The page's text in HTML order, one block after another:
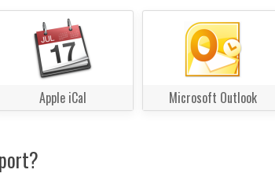
Apple iCal Microsoft Outlook